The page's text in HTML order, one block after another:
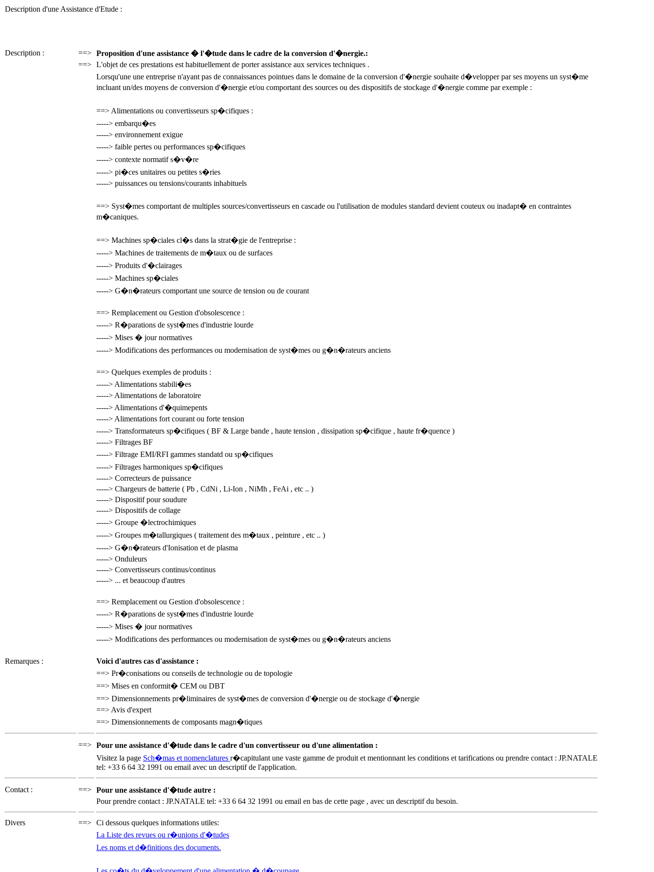
Description d'une Assistance d'Etude :
Description : ==> Proposition d'une assistance � l'�tude dans le cadre de la conversion d'�nergie.:
==> L'objet de ces prestations est habituellement de porter assistance aux services techniques .
Lorsqu'une une entreprise n'ayant pas de connaissances pointues dans le domaine de la conversion d'�nergie souhaite d�velopper par ses moyens un syst�me
incluant un/des moyens de conversion d'�nergie et/ou comportant des sources ou des dispositifs de stockage d'�nergie comme par exemple :
==> Alimentations ou convertisseurs sp�cifiques :
-----> embarqu�es
-----> environnement exigue
-----> faible pertes ou performances sp�cifiques
-----> contexte normatif s�v�re
-----> pi�ces unitaires ou petites s�ries
-----> puissances ou tensions/courants inhabituels
==> Syst�mes comportant de multiples sources/convertisseurs en cascade ou l'utilisation de modules standard devient couteux ou inadapt� en contraintes
m�caniques.
==> Machines sp�ciales cl�s dans la strat�gie de l'entreprise :
-----> Machines de traitements de m�taux ou de surfaces
-----> Produits d'�clairages
-----> Machines sp�ciales
-----> G�n�rateurs comportant une source de tension ou de courant
==> Remplacement ou Gestion d'obsolescence :
-----> R�parations de syst�mes d'industrie lourde
-----> Mises � jour normatives
-----> Modifications des performances ou modernisation de syst�mes ou g�n�rateurs anciens
==> Quelques exemples de produits :
-----> Alimentations stabili�es
-----> Alimentations de laboratoire
-----> Alimentations d'�quimepents
-----> Alimentations fort courant ou forte tension
-----> Transformateurs sp�cifiques ( BF & Large bande , haute tension , dissipation sp�cifique , haute fr�quence )
-----> Filtrages BF
-----> Filtrage EMI/RFI gammes standatd ou sp�cifiques
-----> Filtrages harmoniques sp�cifiques
-----> Correcteurs de puissance
-----> Chargeurs de batterie ( Pb , CdNi , Li-Ion , NiMh , FeAi , etc .. )
-----> Dispositif pour soudure
-----> Dispositifs de collage
-----> Groupe �lectrochimiques
-----> Groupes m�tallurgiques ( traitement des m�taux , peinture , etc .. )
-----> G�n�rateurs d'Ionisation et de plasma
-----> Onduleurs
-----> Convertisseurs continus/continus
-----> ... et beaucoup d'autres
==> Remplacement ou Gestion d'obsolescence :
-----> R�parations de syst�mes d'industrie lourde
-----> Mises � jour normatives
-----> Modifications des performances ou modernisation de syst�mes ou g�n�rateurs anciens
Remarques :
Voici d'autres cas d'assistance :
==> Pr�conisations ou conseils de technologie ou de topologie
==> Mises en conformit� CEM ou DBT
==> Dimensionnements pr�liminaires de syst�mes de conversion d'�nergie ou de stockage d'�nergie
==> Avis d'expert
==> Dimensionnements de composants magn�tiques
==> Pour une assistance d'�tude dans le cadre d'un convertisseur ou d'une alimentation :
Visitez la page Sch�mas et nomenclatures r�capitulant une vaste gamme de produit et mentionnant les conditions et tarifications ou prendre contact : JP.NATALE
tel: +33 6 64 32 1991 ou email avec un descriptif de l'application.
Contact : ==> Pour une assistance d'�tude autre :
Pour prendre contact : JP.NATALE tel: +33 6 64 32 1991 ou email en bas de cette page , avec un descriptif du besoin.
Divers ==> Ci dessous quelques informations utiles:
La Liste des revues ou r�unions d'�tudes
Les noms et d�finitions des documents.